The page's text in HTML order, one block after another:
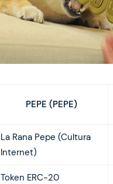
PEPE (PEPE)
La Rana Pepe (Cultura
Internet)
Token ERC-20